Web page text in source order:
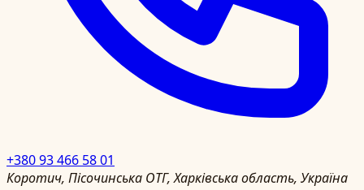
+380 93 466 58 01
Коротич, Пісочинська ОТГ, Харківська область, Україна